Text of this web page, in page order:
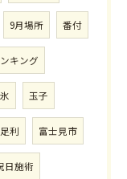
9月場所 番付
キング
玉子
足利 富士見市
日施術